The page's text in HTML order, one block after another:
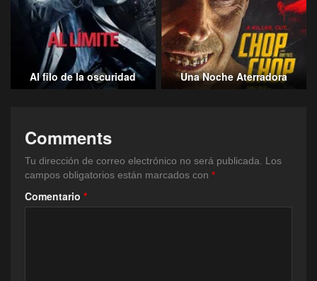
Al filo de la oscuridad Una Noche Aterradora
Comments
Tu dirección de correo electrónico no será publicada.
Los
campos obligatorios están marcados con *
Comentario *